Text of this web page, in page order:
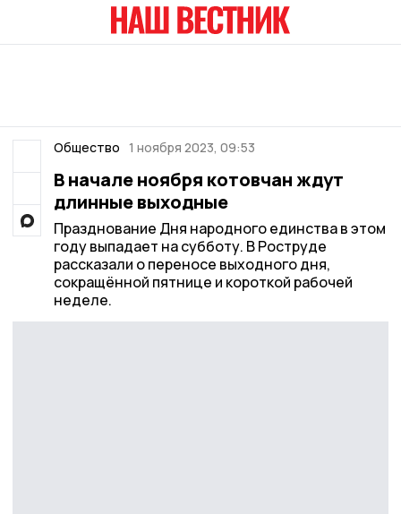
Общество 1 ноября 2023, 09:53
В начале ноября котовчан ждут
длинные выходные
Празднование Дня народного единства в этом
году выпадает на субботу. В Роструде
рассказали о переносе выходного дня,
сокращённой пятнице и короткой рабочей
неделе.